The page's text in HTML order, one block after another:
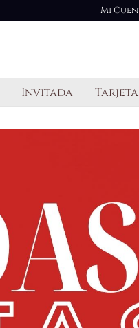
Mi
Invitada